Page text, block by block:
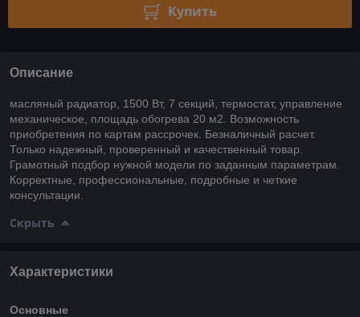
Купить
Описание
масляный радиатор, 1500 Вт, 7 секций, термостат, управление
механическое, площадь обогрева 20 м2. Возможность
приобретения по картам рассрочек. Безналичный расчет.
Только надежный, проверенный и качественный товар.
Грамотный подбор нужной модели по заданным параметрам.
Корректные, профессиональные, подробные и четкие
консультации.
Скрыть
Характеристики
Основные